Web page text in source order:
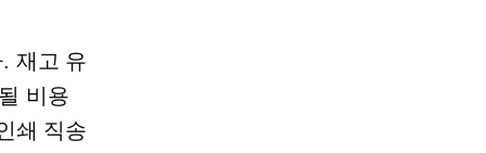
재고 유
비용
쇄 직송